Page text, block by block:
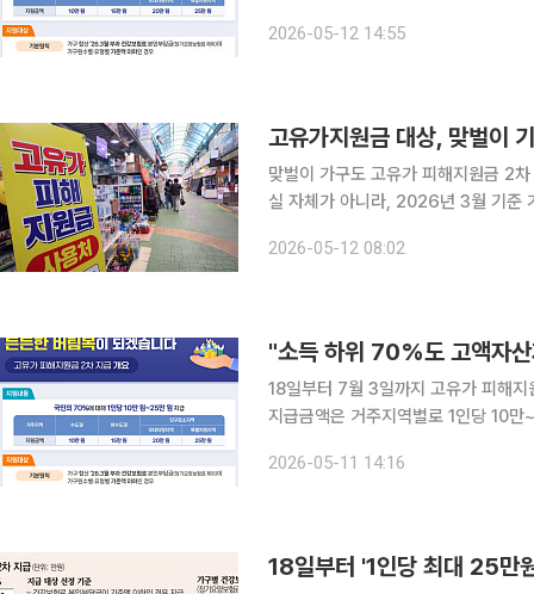
대상은 소득·재산 기준 정리를 거쳐
2026-05-12 14:55
고유가지원금 대상, 맞벌이
맞벌이 가구도 고유가 피해지원금 2
실 자체가 아니라, 2026년 3월 기준
득 하위 70% 국민을 대상으로 18일
2026-05-12 08:02
"소득 하위 70%도 고액자
18일부터 7월 3일까지 고유가 피해
지급금액은 거주지역별로 1인당 10
법상 세대별 주민등록표에 함께 등재
2026-05-11 14:16
18일부터 '1인당 최대 25만